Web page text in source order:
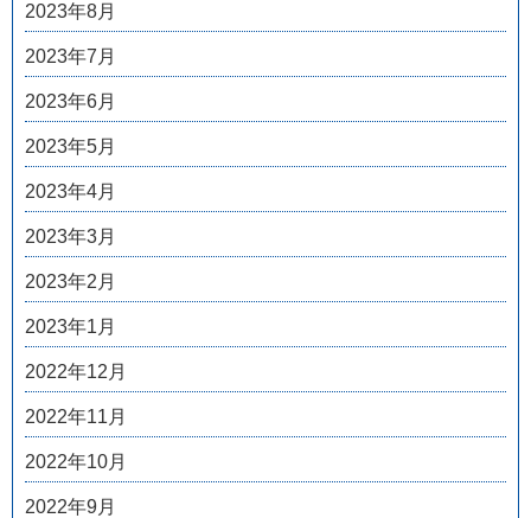
2023年8月
2023年7月
2023年6月
2023年5月
2023年4月
2023年3月
2023年2月
2023年1月
2022年12月
2022年11月
2022年10月
2022年9月